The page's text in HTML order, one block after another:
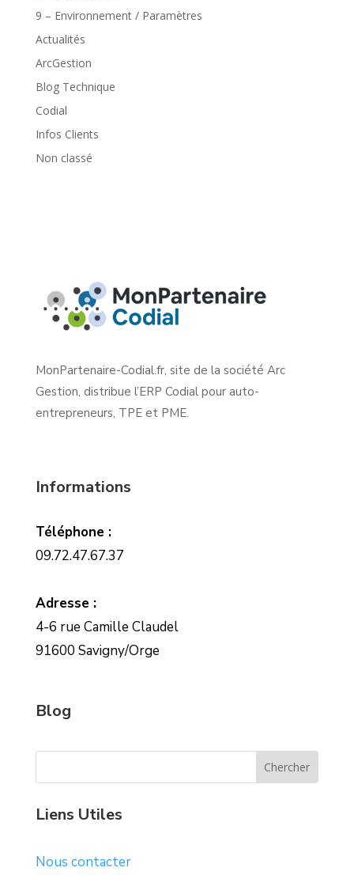
9 – Environnement / Paramètres
Actualités
ArcGestion
Blog Technique
Codial
Infos Clients
Non classé
MonPartenaire-Codial.fr, site de la société Arc
Gestion, distribue l’ERP Codial pour auto-
entrepreneurs, TPE et PME.
Informations
Téléphone :
09.72.47.67.37
Adresse :
4-6 rue Camille Claudel
91600 Savigny/Orge
Blog
Liens Utiles
Nous contacter